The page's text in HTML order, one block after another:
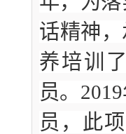
话精神
养培训
员。
员，此